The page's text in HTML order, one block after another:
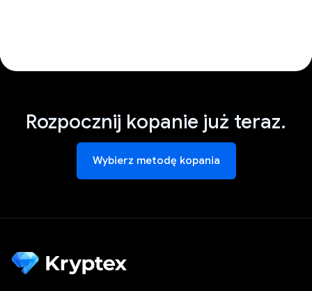
Rozpocznij kopanie już teraz.
Wybierz metodę kopania